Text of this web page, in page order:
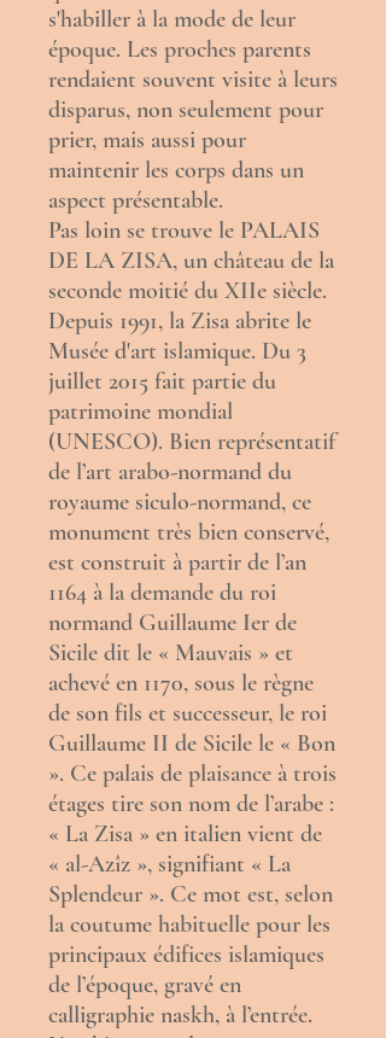
s'habiller à la mode de leur
époque. Les proches parents
rendaient souvent visite à leurs
disparus, non seulement pour
prier, mais aussi pour
maintenir les corps dans un
aspect présentable.
Pas loin se trouve le PALAIS
DE LA ZISA, un château de la
seconde moitié du XIIe siècle.
Depuis 1991, la Zisa abrite le
Musée d'art islamique. Du 3
juillet 2015 fait partie du
patrimoine mondial
(UNESCO). Bien représentatif
de l’art arabo-normand du
royaume siculo-normand, ce
monument très bien conservé,
est construit à partir de l’an
1164 à la demande du roi
normand Guillaume Ier de
Sicile dit le « Mauvais » et
achevé en 1170, sous le règne
de son fils et successeur, le roi
Guillaume II de Sicile le « Bon
». Ce palais de plaisance à trois
étages tire son nom de l’arabe :
« La Zisa » en italien vient de
« al-Azîz », signifiant « La
Splendeur ». Ce mot est, selon
la coutume habituelle pour les
principaux édifices islamiques
de l’époque, gravé en
calligraphie naskh, à l’entrée.